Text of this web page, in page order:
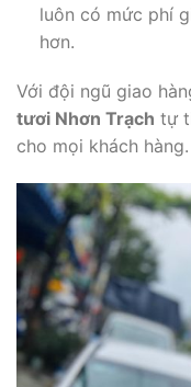
luôn có mức phí
hơn.
Với đội ngũ giao
tươi Nhơn Trạch tự
cho mọi khách hàng.